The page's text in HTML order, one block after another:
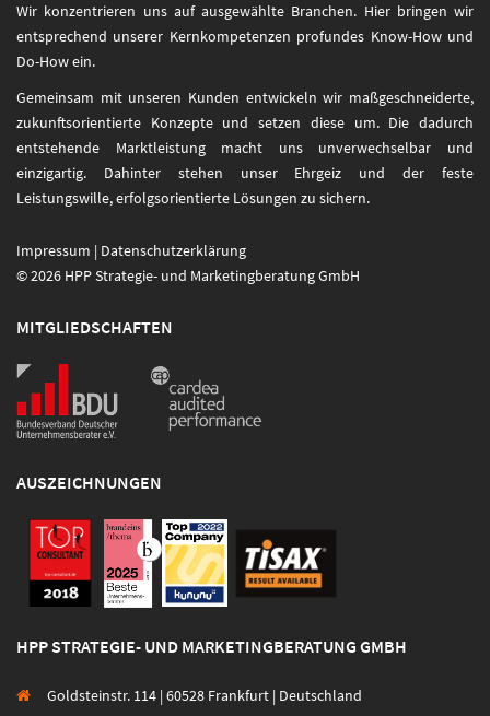
Wir konzentrieren uns auf ausgewählte Branchen. Hier bringen wir
entsprechend unserer Kernkompetenzen profundes Know-How und
Do-How ein.
Gemeinsam mit unseren Kunden entwickeln wir maßgeschneiderte,
zukunftsorientierte Konzepte und setzen diese um. Die dadurch
entstehende Marktleistung macht uns unverwechselbar und
einzigartig. Dahinter stehen unser Ehrgeiz und der feste
Leistungswille, erfolgsorientierte Lösungen zu sichern.
Impressum | Datenschutzerklärung
© 2026 HPP Strategie- und Marketingberatung GmbH
MITGLIEDSCHAFTEN
AUSZEICHNUNGEN
HPP STRATEGIE- UND MARKETINGBERATUNG GMBH
Goldsteinstr. 114 | 60528 Frankfurt | Deutschland